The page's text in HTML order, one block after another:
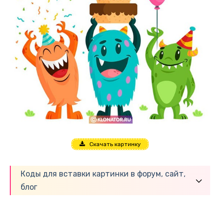
Скачать картинку
Коды для вставки картинки в форум, сайт,
блог